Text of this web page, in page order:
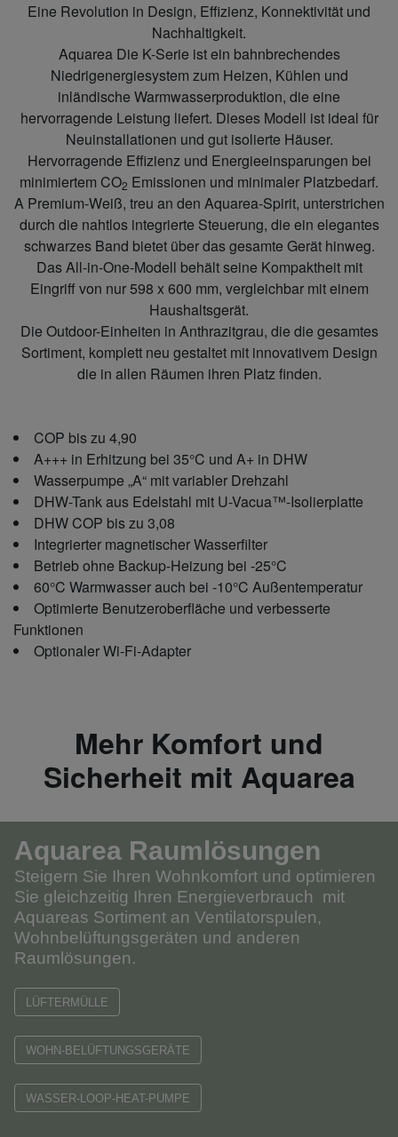
Eine Revolution in Design, Effizienz, Konnektivität und
Nachhaltigkeit.
Aquarea Die K-Serie ist ein bahnbrechendes
Niedrigenergiesystem zum Heizen, Kühlen und
inländische Warmwasserproduktion, die eine
hervorragende Leistung liefert. Dieses Modell ist ideal für
Neuinstallationen und gut isolierte Häuser.
Hervorragende Effizienz und Energieeinsparungen bei
minimiertem CO2 Emissionen und minimaler Platzbedarf.
A Premium-Weiß, treu an den Aquarea-Spirit, unterstrichen
durch die nahtlos integrierte Steuerung, die ein elegantes
schwarzes Band bietet über das gesamte Gerät hinweg.
Das All-in-One-Modell behält seine Kompaktheit mit
Eingriff von nur 598 x 600 mm, vergleichbar mit einem
Haushaltsgerät.
Die Outdoor-Einheiten in Anthrazitgrau, die die gesamtes
Sortiment, komplett neu gestaltet mit innovativem Design
die in allen Räumen ihren Platz finden.
COP bis zu 4,90
A+++ in Erhitzung bei 35°C und A+ in DHW
Wasserpumpe „A“ mit variabler Drehzahl
DHW-Tank aus Edelstahl mit U-Vacua™-Isolierplatte
DHW COP bis zu 3,08
Integrierter magnetischer Wasserfilter
Betrieb ohne Backup-Heizung bei -25°C
60°C Warmwasser auch bei -10°C Außentemperatur
Optimierte Benutzeroberfläche und verbesserte
Funktionen
Optionaler Wi-Fi-Adapter
Mehr Komfort und
Sicherheit mit Aquarea
Aquarea Raumlösungen
Steigern Sie Ihren Wohnkomfort und optimieren
Sie gleichzeitig Ihren Energieverbrauch
mit
Aquareas Sortiment an Ventilatorspulen,
Wohnbelüftungsgeräten und anderen
Raumlösungen.
LÜFTERMÜLLE
WOHN-BELÜFTUNGSGERÄTE
WASSER-LOOP-HEAT-PUMPE